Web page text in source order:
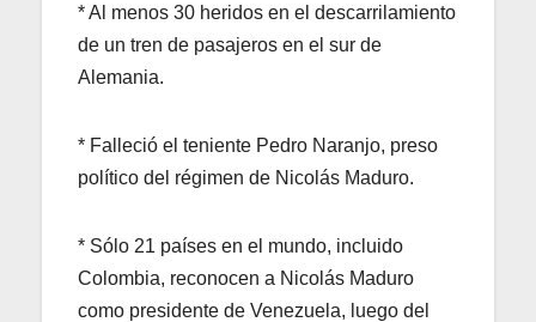
* Al menos 30 heridos en el descarrilamiento
de un tren de pasajeros en el sur de
Alemania.
* Falleció el teniente Pedro Naranjo, preso
político del régimen de Nicolás Maduro.
* Sólo 21 países en el mundo, incluido
Colombia, reconocen a Nicolás Maduro
como presidente de Venezuela, luego del